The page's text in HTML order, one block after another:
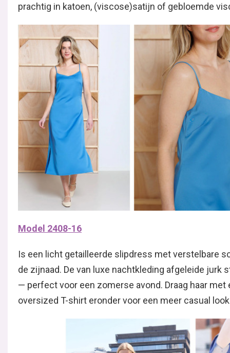
prachtig in katoen, (viscose)satijn of gebloemde
Model 2408-16
Is een licht getailleerde slipdress met verstelbare
de zijnaad. De van luxe nachtkleding afgeleide jurk
— perfect voor een zomerse avond. Draag haar
oversized T-shirt eronder voor een meer casual